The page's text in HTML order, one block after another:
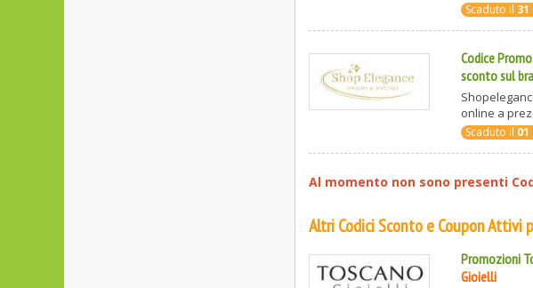
Scaduto il
Codice
sconto sul
online a
Scaduto il
Al momento non sono presenti
Altri Codici Sconto e Coupon Attivi
Promozioni
Gioielli